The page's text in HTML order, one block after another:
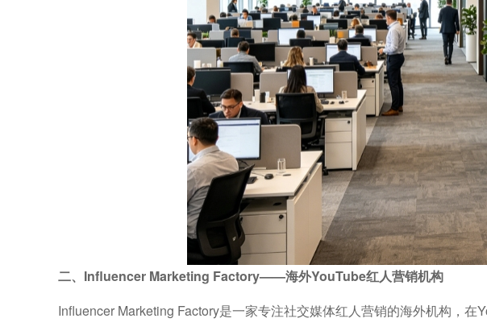
二、Influencer Marketing Factory——海外YouTube红人营销机构
Influencer Marketing Factory是一家专注社交媒体红人营销的海外机构，在